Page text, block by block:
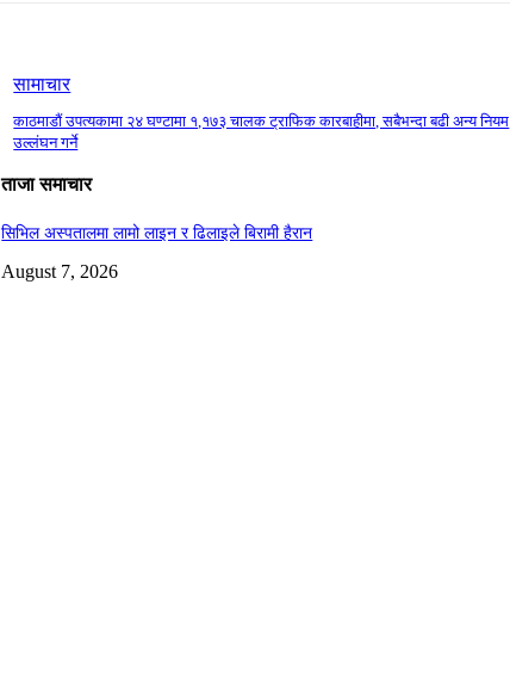
सामाचार
काठमाडौं उपत्यकामा २४ घण्टामा १,१७३ चालक ट्राफिक कारबाहीमा, सबैभन्दा बढी अन्य नियम
उल्लंघन गर्ने
ताजा समाचार
सिभिल अस्पतालमा लामो लाइन र ढिलाइले बिरामी हैरान
August 7, 2026